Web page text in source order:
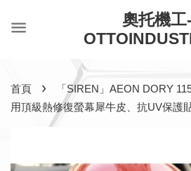
奧托機工-
首頁 ›
「SIREN」AEON DORY
用頂級熱修復螢幕犀牛皮、抗UV保護